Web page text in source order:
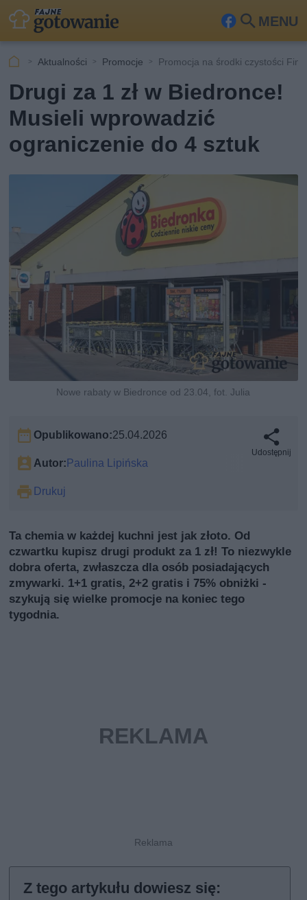
MENU
Fa
ook
Szu
kaj
Aktualności Promocje Promocja na środki czystości
Drugi za 1 zł w Biedronce!
Musieli wprowadzić
ograniczenie do 4 sztuk
Nowe rabaty w Biedronce od 23.04, fot. Julia
Opublikowano:25.04.2026
Autor:Paulina Lipińska
Drukuj
Udostępnij
Ta chemia w każdej kuchni jest jak złoto. Od
czwartku kupisz drugi produkt za 1 zł! To niezwykle
dobra oferta, zwłaszcza dla osób posiadających
zmywarki. 1+1 gratis, 2+2 gratis i 75% obniżki -
szykują się wielke promocje na koniec tego
tygodnia.